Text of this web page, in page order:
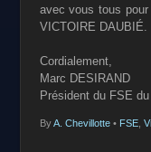
avec vous tous
VICTOIRE DAUBIÉ.
Cordialement,
Marc DESIRAND
Président du FSE
ByA. Chevillotte• FSE,